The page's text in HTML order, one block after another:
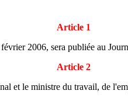
Article 1
2006, sera publiée au
Article 2
et le ministre du travail, de